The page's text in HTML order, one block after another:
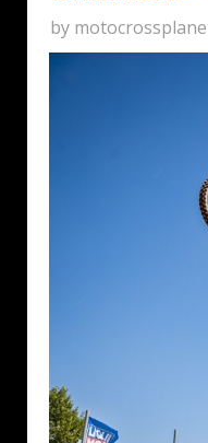
by